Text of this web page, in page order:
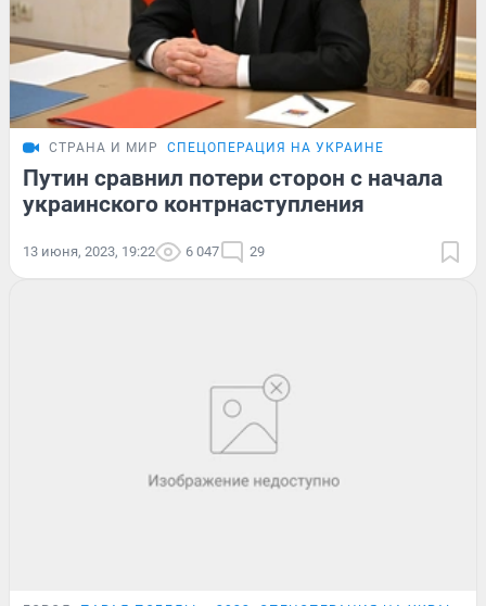
СТРАНА И МИР СПЕЦОПЕРАЦИЯ НА УКРАИНЕ
Путин сравнил потери сторон с начала
украинского контрнаступления
13 июня, 2023, 19:22 6 047 29